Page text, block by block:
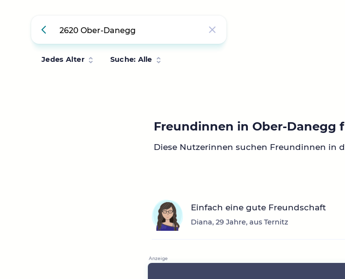
Jedes Alter Suche: Alle
Freundinnen in Ober-Danegg
Diese Nutzerinnen suchen Freundinnen in
Einfach eine gute Freundschaft
Diana, 29 Jahre, aus Ternitz